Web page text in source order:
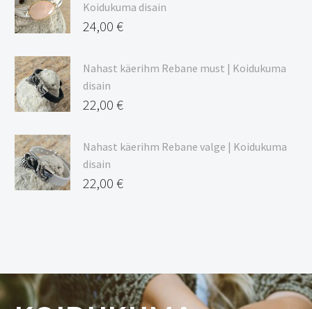
Koidukuma disain
24,00 €
Nahast käerihm Rebane must | Koidukuma
disain
22,00 €
Nahast käerihm Rebane valge | Koidukuma
disain
22,00 €